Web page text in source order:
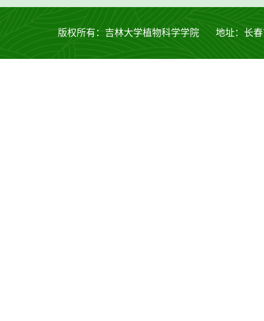
版权所有：吉林大学植物科学学院 地址：长